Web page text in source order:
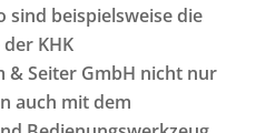
sind beispielsweise die
KHK
Seiter GmbH nicht nur
auch mit dem